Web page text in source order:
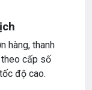
hàng, thanh
cấp số
độ cao.